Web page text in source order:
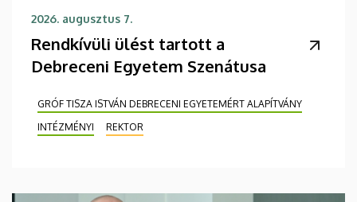
2026. augusztus 7.
Rendkívüli ülést tartott a
Debreceni Egyetem Szenátusa
GRÓF TISZA ISTVÁN DEBRECENI EGYETEMÉRT ALAPÍTVÁNY
INTÉZMÉNYI
REKTOR